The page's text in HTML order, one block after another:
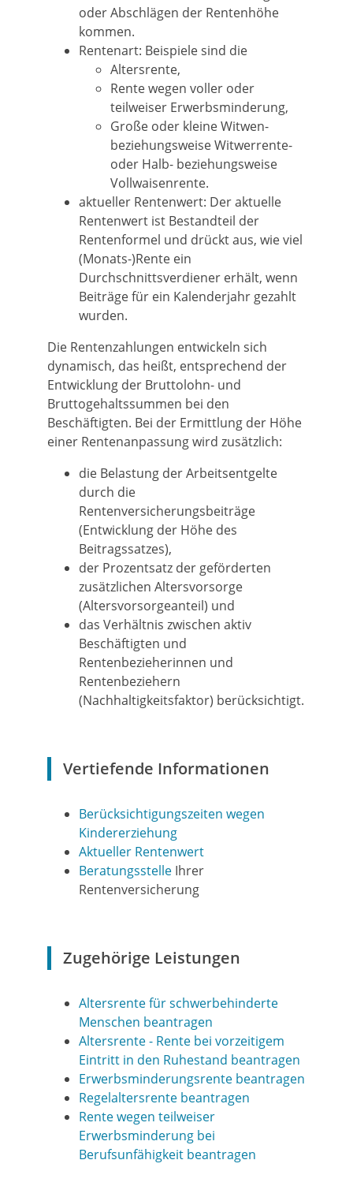
oder Abschlägen der Rentenhöhe
kommen.
Rentenart: Beispiele sind die
Altersrente,
Rente wegen voller oder
teilweiser Erwerbsminderung,
Große oder kleine Witwen-
beziehungsweise Witwerrente-
oder Halb- beziehungsweise
Vollwaisenrente.
aktueller Rentenwert: Der aktuelle
Rentenwert ist Bestandteil der
Rentenformel und drückt aus, wie viel
(Monats-)Rente ein
Durchschnittsverdiener erhält, wenn
Beiträge für ein Kalenderjahr gezahlt
wurden.
Die Rentenzahlungen entwickeln sich
dynamisch, das heißt, entsprechend der
Entwicklung der Bruttolohn- und
Bruttogehaltssummen bei den
Beschäftigten. Bei der Ermittlung der Höhe
einer Rentenanpassung wird zusätzlich:
die Belastung der Arbeitsentgelte
durch die
Rentenversicherungsbeiträge
(Entwicklung der Höhe des
Beitragssatzes),
der Prozentsatz der geförderten
zusätzlichen Altersvorsorge
(Altersvorsorgeanteil) und
das Verhältnis zwischen aktiv
Beschäftigten und
Rentenbezieherinnen und
Rentenbeziehern
(Nachhaltigkeitsfaktor) berücksichtigt.
Vertiefende Informationen
Berücksichtigungszeiten wegen
Kindererziehung
Aktueller Rentenwert
Beratungsstelle Ihrer
Rentenversicherung
Zugehörige Leistungen
Altersrente für schwerbehinderte
Menschen beantragen
Altersrente - Rente bei vorzeitigem
Eintritt in den Ruhestand beantragen
Erwerbsminderungsrente beantragen
Regelaltersrente beantragen
Rente wegen teilweiser
Erwerbsminderung bei
Berufsunfähigkeit beantragen